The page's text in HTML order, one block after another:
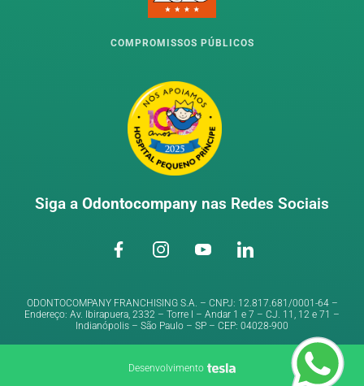
COMPROMISSOS PÚBLICOS
Siga a Odontocompany nas Redes Sociais
ODONTOCOMPANY FRANCHISING S.A. – CNPJ: 12.817.681/0001-64 –
Endereço: Av. Ibirapuera, 2332 – Torre I – Andar 1 e 7 – CJ. 11, 12 e 71 –
Indianópolis – São Paulo – SP – CEP: 04028-900
Desenvolvimento